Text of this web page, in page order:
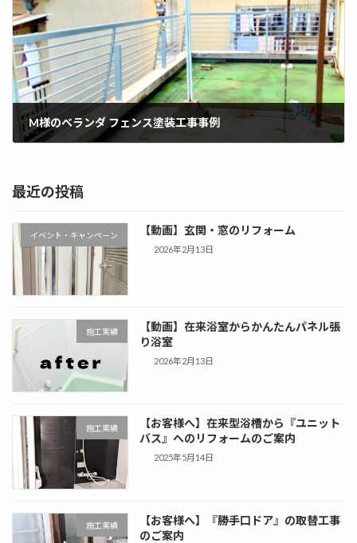
M様のベランダ フェンス塗装工事事例
最近の投稿
イベント・キャンペーン 【動画】玄関・窓のリフォーム
2026年2月13日
施工実績
【動画】在来浴室からかんたんパネル張
り浴室
2026年2月13日
施工実績
【お客様へ】在来型浴槽から『ユニット
バス』へのリフォームのご案内
2025年5月14日
施工実績
【お客様へ】『勝手口ドア』の取替工事
のご案内